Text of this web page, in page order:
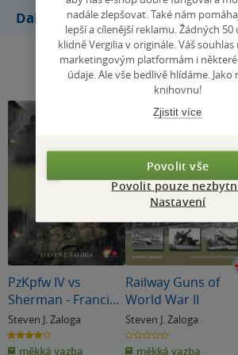
Další knihy autora
PzKpfw IV vs
Sherman - Francie
1944
Steven J. Zaloga
4.0
z
5 měkká vazba
Railway Guns of
World War II
Steven J. Zaloga
0.0
z
5 měkká vazba
nadále zlepšovat. Také nám
lepší a cílenější reklamu. Žádných
klidně Vergilia v originále. Váš
marketingovým platformám i
údaje. Ale vše bedlivě hlídáme. Jako
knihovnu!
Zjistit více
Povolit vše
Povolit pouze
Nastavení